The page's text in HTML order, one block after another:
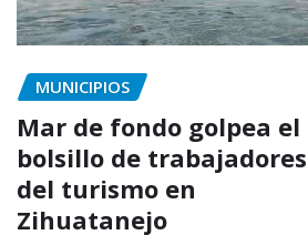
MUNICIPIOS
Mar de fondo golpea el
bolsillo de trabajadores
del turismo en
Zihuatanejo